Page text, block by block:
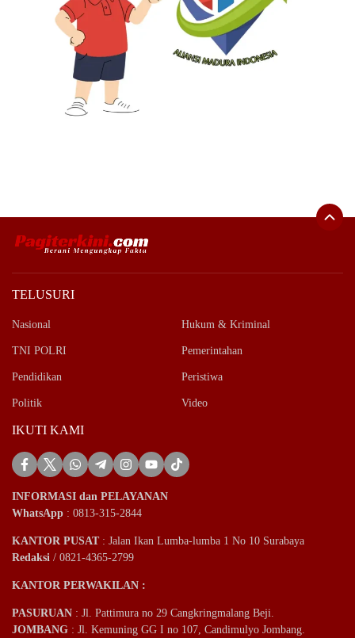
TELUSURI
Nasional Hukum & Kriminal
TNI POLRI Pemerintahan
Pendidikan Peristiwa
Politik Video
IKUTI KAMI
INFORMASI dan PELAYANAN
WhatsApp : 0813-315-2844
KANTOR PUSAT: Jalan Ikan Lumba-lumba 1 No 10 Surabaya
Redaksi / 0821-4365-2799
KANTOR PERWAKILAN :
PASURUAN : Jl. Pattimura no 29 Cangkringmalang Beji.
JOMBANG : Jl. Kemuning GG I no 107, Candimulyo Jombang.